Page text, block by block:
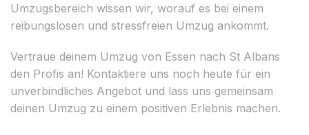
Umzugsbereich wissen wir, worauf es bei einem
reibungslosen und stressfreien Umzug ankommt.
Vertraue deinem Umzug von Essen nach St Albans
den Profis an! Kontaktiere uns noch heute für ein
unverbindliches Angebot und lass uns gemeinsam
deinen Umzug zu einem positiven Erlebnis machen.